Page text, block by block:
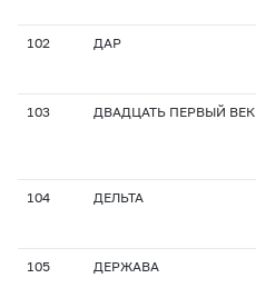
102 ДАР
103 ДВАДЦАТЬ ПЕРВЫЙ ВЕК
104 ДЕЛЬТА
105 ДЕРЖАВА